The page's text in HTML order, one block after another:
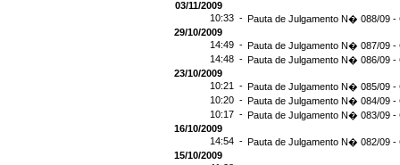
03/11/2009
10:33 - Pauta de Julgamento N� 088/09 -
29/10/2009
14:49 - Pauta de Julgamento N� 087/09 -
14:48 - Pauta de Julgamento N� 086/09 -
23/10/2009
10:21 - Pauta de Julgamento N� 085/09 -
10:20 - Pauta de Julgamento N� 084/09 -
10:17 - Pauta de Julgamento N� 083/09 -
16/10/2009
14:54 - Pauta de Julgamento N� 082/09 -
15/10/2009